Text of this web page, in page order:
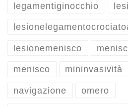
legamentiginocchio
lesionemenisco
menisco mininvasività
navigazione omero